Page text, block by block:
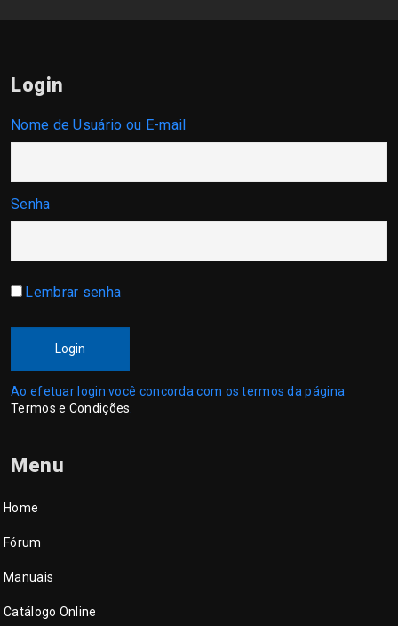
Login
Nome de Usuário ou E-mail
Senha
Lembrar senha
Login
Ao efetuar login você concorda com os termos da página
Termos e Condições
Menu
Home
Fórum
Manuais
Catálogo Online